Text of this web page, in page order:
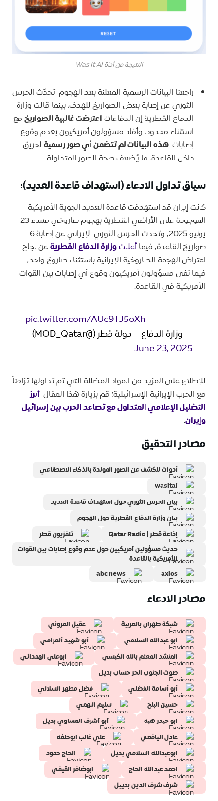
النتيجة من أداة Was It AI
راجعنا البيانات الرسمية المعلنة بعد الهجوم: تحدّث الحرس
الثوري عن إصابة بعض الصواريخ للهدف، بينما قالت وزارة
الدفاع القطرية إن الدفاعاتاعترضت غالبية الصواريخمع
استثناء محدود، وأفاد مسؤولون أمريكيون بعدم وقوع
إصابات.هذه البيانات لم تتضمن أي صور رسميةلحريق
داخل القاعدة، ما يُضعف صحة الصور المتداولة.
سياق تداول الادعاء (استهداف قاعدة العديد):
كانت إيران قد استهدفت قاعدة العديد الجوية الأمريكية
الموجودة على الأراضي القطرية بهجوم صاروخي مساء 23
يونيو ٬2025 وتحدث الحرس الثوري الإيراني عن إصابة 6
صواريخ القاعدة٬ فيما
أعلنتوزارة الدفاع القطريةعن نجاح
اعتراض الهجمة الصاروخية الإيرانية باستثناء صاروخ واحد٬
فيما نفى مسؤولون أمريكيون وقوع أي إصابات بين القوات
الأمريكية في القاعدة.
pic.twitter.com/AUc9TJ5oXh
— وزارة الدفاع – دولة قطر (@MOD_Qatar)
June 23, 2025
للإطلاع على المزيد من المواد المضللة التي تم تداولها تزامناً
مع الحرب الإيرانية الإسرائيلية؛ قم بزيارة هذا المقال:أبرز
التضليل الإعلامي المتداول مع تصاعد الحرب بين إسرائيل
وإيران.
مصادر التحقيق
أدوات للكشف عن الصور المولدة بالذكاء الاصطناعي
wasitai
بيان الحرس الثوري حول استهداف قاعدة العديد
بيان وزارة الدفاع القطرية حول الهجوم
إذاعة قطر | Qatar Radio
تلفزيون قطر
حديث مسؤولين أمريكيين حول عدم وقوع إصابات بين القوات
الأمريكية بالقاعدة
axios
abc news
مصادر الادعاء
شبكة طهران بالعربية
عقيل المروني
ابو عبدالله السلامي
أبو شهيد ألعرامي
المنشد المعتم بالله الكبسي
ابوعلي الهمداني
صوت الجنوب الحر حساب بديل
أبو أسامة الفضلي
فضل مطهر السلالي
حسين البلح
سليم النهمي
ابو حيدر هبه
أبو أشرف المساوي بديل
عادل اليافعي
علي غالب ابوحلفه
ابوعبدالله السلامي بديل
الحاج حمود
احمد عبدالله الحاج
ابوضافر القيفي
شرف شرف الدين بدييل